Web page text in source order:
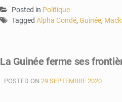
Posted in Politique
Tagged Alpha Condé, Guinée,
La Guinée ferme ses
POSTED ON 29 SEPTEMBRE 2020